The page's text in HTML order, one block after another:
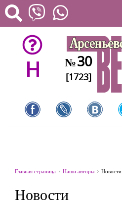
H №30
[1723]
Главная страница Наши авторы Новости
Новости